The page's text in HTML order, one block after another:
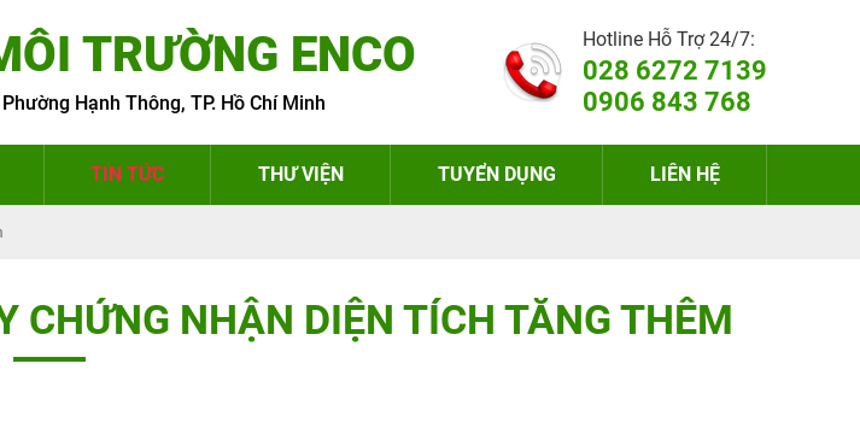
TRƯỜNG ENCO
Hạnh Thông, TP. Hồ Chí Minh
Hotline Hỗ Trợ 24/7:
028 6272 7139
0906 843 768
TIN TỨC THƯ VIỆN TUYỂN DỤNG LIÊN HỆ
CHỨNG NHẬN DIỆN TÍCH TĂNG THÊM